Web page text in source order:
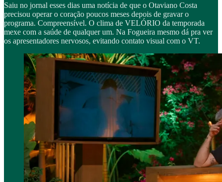
Saiu no jornal esses dias uma notícia de que o Otaviano Costa
precisou operar o coração poucos meses depois de gravar o
programa. Compreensível. O clima de VELÓRIO da temporada
mexe com a saúde de qualquer um. Na Fogueira mesmo dá pra ver
os apresentadores nervosos, evitando contato visual com o VT.